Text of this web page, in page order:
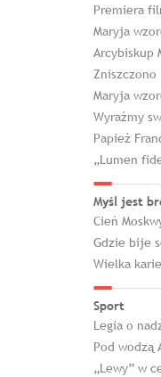
Premiera
Maryja
Arcybiskup
Zniszczono
Maryja
Wyraźmy
Papież
„Lumen
Myśl jest
Cień
Gdzie bije
Wielka
Sport
Legia o
Pod wodzą
„Lewy” w